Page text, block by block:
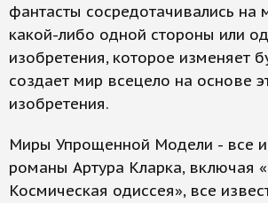
фантасты сосредотачивались на
какой-либо одной стороны или
изобретения, которое изменяет
создает мир всецело на основе
изобретения.
Миры Упрощенной Модели - все
романы Артура Кларка, включая
Космическая одиссея», все